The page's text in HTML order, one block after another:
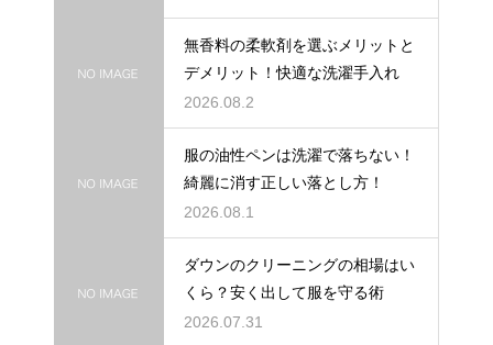
無香料の柔軟剤を選ぶメリットと
デメリット！快適な洗濯手入れ
2026.08.2
服の油性ペンは洗濯で落ちない！
綺麗に消す正しい落とし方！
2026.08.1
ダウンのクリーニングの相場はい
くら？安く出して服を守る術
2026.07.31